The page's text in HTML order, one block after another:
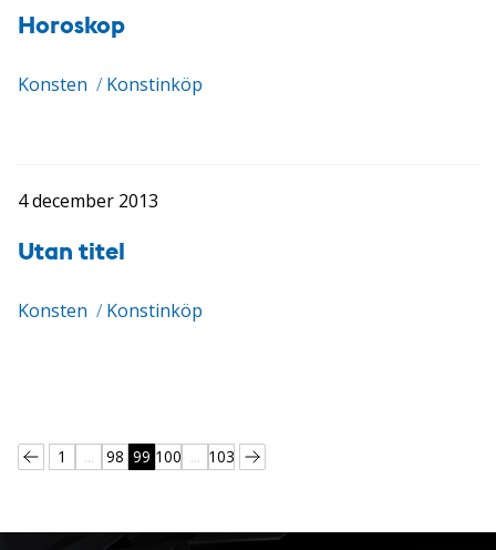
Horoskop
Konsten / Konstinköp
4 december 2013
Utan titel
Konsten / Konstinköp
1 ... 98 99 100 ... 103